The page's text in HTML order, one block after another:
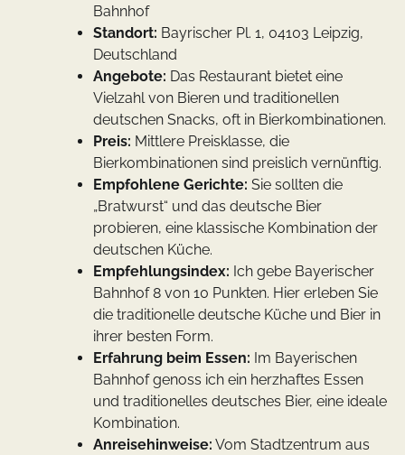
Bahnhof
Standort: Bayrischer Pl. 1, 04103 Leipzig,
Deutschland
Angebote: Das Restaurant bietet eine
Vielzahl von Bieren und traditionellen
deutschen Snacks, oft in Bierkombinationen.
Preis: Mittlere Preisklasse, die
Bierkombinationen sind preislich vernünftig.
Empfohlene Gerichte: Sie sollten die
„Bratwurst“ und das deutsche Bier
probieren, eine klassische Kombination der
deutschen Küche.
Empfehlungsindex: Ich gebe Bayerischer
Bahnhof 8 von 10 Punkten. Hier erleben Sie
die traditionelle deutsche Küche und Bier in
ihrer besten Form.
Erfahrung beim Essen: Im Bayerischen
Bahnhof genoss ich ein herzhaftes Essen
und traditionelles deutsches Bier, eine ideale
Kombination.
Anreisehinweise: Vom Stadtzentrum aus